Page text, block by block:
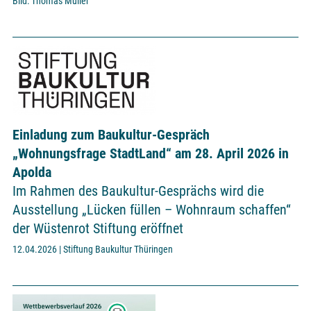
Einladung zum Baukultur-Gespräch
„Wohnungsfrage StadtLand“ am 28. April 2026 in
Apolda
Im Rahmen des Baukultur-Gesprächs wird die
Ausstellung „Lücken füllen – Wohnraum schaffen“
der Wüstenrot Stiftung eröffnet
12.04.2026 | Stiftung Baukultur Thüringen